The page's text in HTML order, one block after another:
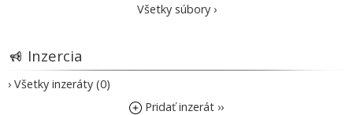
Všetky súbory ›
Inzercia
› Všetky inzeráty (0)
Pridať inzerát ››